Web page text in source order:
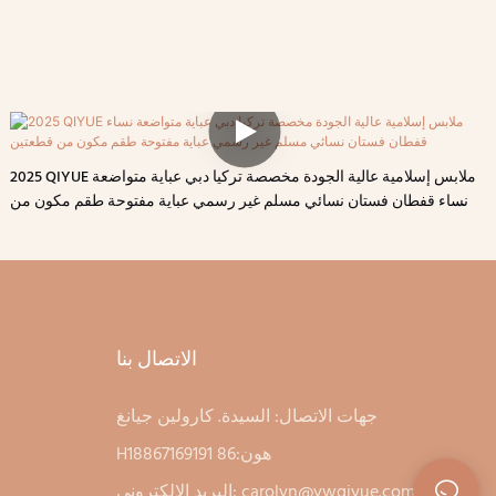
2025 QIYUE ملابس إسلامية عالية الجودة مخصصة تركيا دبي عباية متواضعة
نساء قفطان فستان نسائي مسلم غير رسمي عباية مفتوحة طقم مكون من
الاتصال بنا
جهات الاتصال: السيدة. كارولين جيانغ
Hهون:86 18867169191